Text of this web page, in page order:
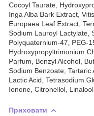
Cocoyl Taurate,
Inga Alba Bark Extract,
Europaea Leaf Extract,
Sodium Lauroyl Lactylate,
Polyquaternium-47, PEG-
Hydroxypropyltrimonium
Parfum, Benzyl Alcohol,
Sodium Benzoate, Tartaric
Lactic Acid, Tetrasodium
Ionone, Citronellol, Linalool
Приховати